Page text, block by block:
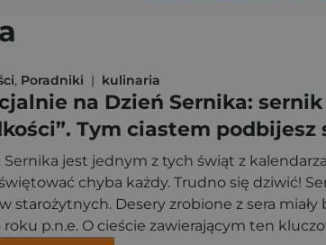
, Poradniki | kulinaria
na Dzień Sernika:
Tym ciastem podbijesz
Sernika jest jednym z tych świąt z
chyba każdy. Trudno się dziwić!
starożytnych. Desery zrobione z sera
roku p.n.e. O cieście zawierającym ten